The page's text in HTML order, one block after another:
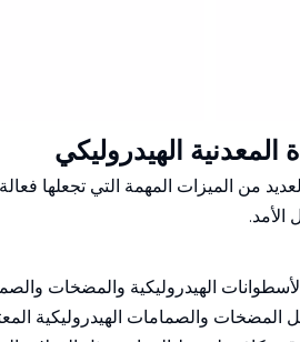
الهيدروليكي
من الميزات المهمة التي تجعلها
الأمد.
الهيدروليكية والمضخات
والصمامات الهيدروليكية